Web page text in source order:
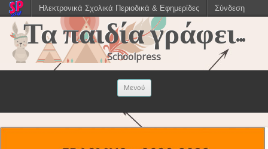
Τα παιδία γράφει…
Schoolpress
Μενού
Ηλεκτρονικά Σχολικά Περιοδικά & Εφημερίδες Σύνδεση